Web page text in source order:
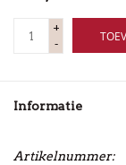
+
-
Informatie
Artikelnummer: